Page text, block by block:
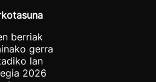
berriak
gerra
lan
2026